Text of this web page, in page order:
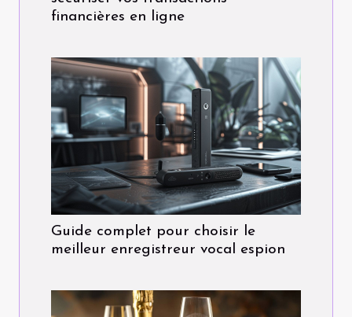
financières en ligne
Guide complet pour choisir le
meilleur enregistreur vocal espion